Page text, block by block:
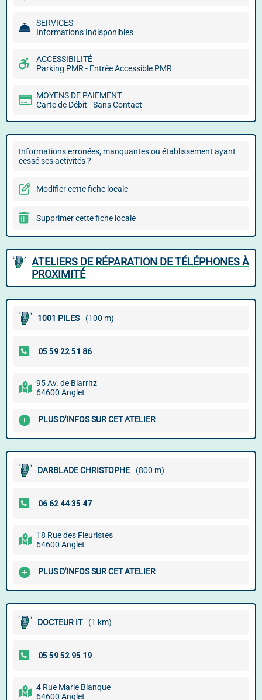
SERVICES
Informations Indisponibles
ACCESSIBILITÉ
Parking PMR - Entrée Accessible PMR
MOYENS DE PAIEMENT
Carte de Débit - Sans Contact
Informations erronées, manquantes ou établissement ayant
cessé ses activités ?
Modifier cette fiche locale
Supprimer cette fiche locale
ATELIERS DE RÉPARATION DE TÉLÉPHONES À
PROXIMITÉ
1001 PILES (100 m)
95 Av. de Biarritz
64600 Anglet
PLUS D'INFOS SUR CET ATELIER
DARBLADE CHRISTOPHE (800 m)
18 Rue des Fleuristes
64600 Anglet
PLUS D'INFOS SUR CET ATELIER
DOCTEUR IT (1 km)
4 Rue Marie Blanque
64600 Anglet